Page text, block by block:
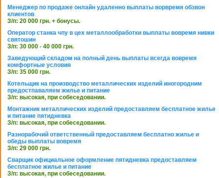
Менеджер по продаже онлайн удаленно выплаты ворвремя обзвон
клиентов
З/п: 20 000 грн. + бонусы.
Оператор станка чпу в цех металлообработки выплаты вовремя нивки
святошин
З/п: 30 000 - 40 000 грн.
Заведующий складом на полный день выплаты всегда вовремя
комфортные условия
З/п: 35 000 грн.
Котельщик на производство металлических изделий иногородним
предостпаваляем жилье и питание
З/п: высокая, при собеседовании.
Монтажник металлических изделий предоставляем бесплатное жилье
и питание пятидневка
З/п: высокая, при собеседовании.
Разнорабочий ответственный предоставляем бесплатно жилье и
обеды выплаты вовремя
З/п: 29 000 грн.
Сварщик официальное оформление пятидневка предоставляем
бесплатное жилье и питание
З/п: высокая, при собеседовании.